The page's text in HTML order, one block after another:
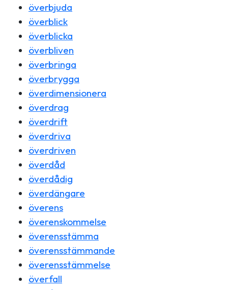
överbjuda
överblick
överblicka
överbliven
överbringa
överbrygga
överdimensionera
överdrag
överdrift
överdriva
överdriven
överdåd
överdådig
överdängare
överens
överenskommelse
överensstämma
överensstämmande
överensstämmelse
överfall